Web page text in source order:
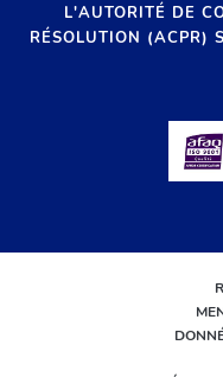
L'AUTORITÉ DE
RÉSOLUTION (ACPR)